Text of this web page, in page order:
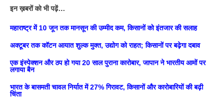
इन ख़बरों को भी पढ़ें…
महाराष्ट्र में 10 जून तक मानसून की उम्मीद कम, किसानों को इंतजार की सलाह
अक्टूबर तक कॉटन आयात शुल्क मुक्त, उद्योग को राहत; किसानों पर बढ़ेगा दबाव
एक इंस्पेक्शन और ठप हो गया 20 साल पुराना कारोबार, जापान ने भारतीय आमों पर
लगाया बैन
भारत के बासमती चावल निर्यात में 27% गिरावट, किसानों और कारोबारियों की बढ़ी
चिंता